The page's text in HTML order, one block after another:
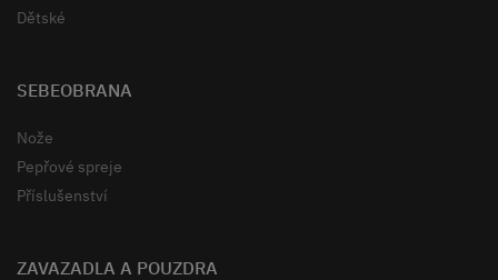
Dětské
SEBEOBRANA
Nože
Pepřové spreje
Příslušenství
ZAVAZADLA A POUZDRA